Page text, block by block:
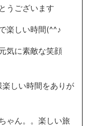
うございます
楽しい時間(^^♪
気に素敵な笑顔
しい時間をありが
ん。。楽しい旅